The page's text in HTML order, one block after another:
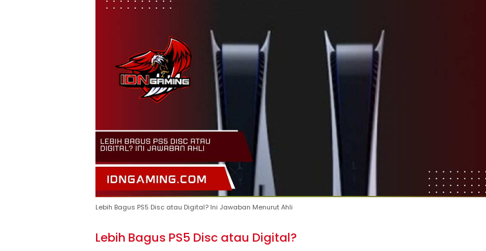
Lebih Bagus PS5 Disc atau Digital? Ini Jawaban Menurut Ahli
Lebih Bagus PS5 Disc atau Digital?